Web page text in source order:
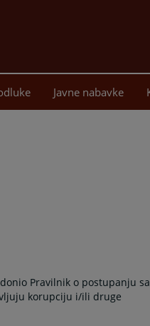
Javne nabavke
Pravilnik o postupanju sa
korupciju i/ili druge